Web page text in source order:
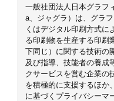
一般社団法人日本グラフ
a、ジャグラ）は、グラ
くはデジタル印刷方式に
る印刷物を生産する印刷
下同じ）に関する技術の
及び指導、技能者の養成
クサービスを営む企業の
を積極的に支援するほか
に基づくプライバシーマ